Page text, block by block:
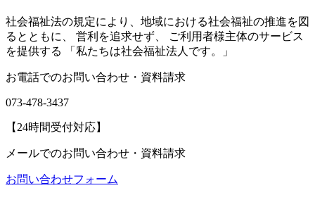
社会福祉法の規定により、地域における社会福祉の推進を図
るとともに、 営利を追求せず、 ご利用者様主体のサービス
を提供する 「私たちは社会福祉法人です。」
お電話でのお問い合わせ・資料請求
073-478-3437
【24時間受付対応】
メールでのお問い合わせ・資料請求
お問い合わせフォーム